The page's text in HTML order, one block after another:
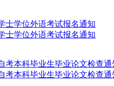
士学位外语考试报名通知
士学位外语考试报名通知
考本科毕业生毕业论文检查通
考本科毕业生毕业论文检查通